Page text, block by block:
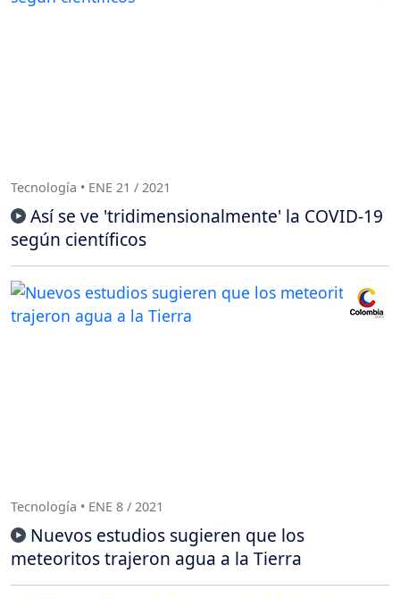
Tecnología • ENE 21 / 2021
Así se ve 'tridimensionalmente' la COVID-19
según científicos
Tecnología • ENE 8 / 2021
Nuevos estudios sugieren que los
meteoritos trajeron agua a la Tierra